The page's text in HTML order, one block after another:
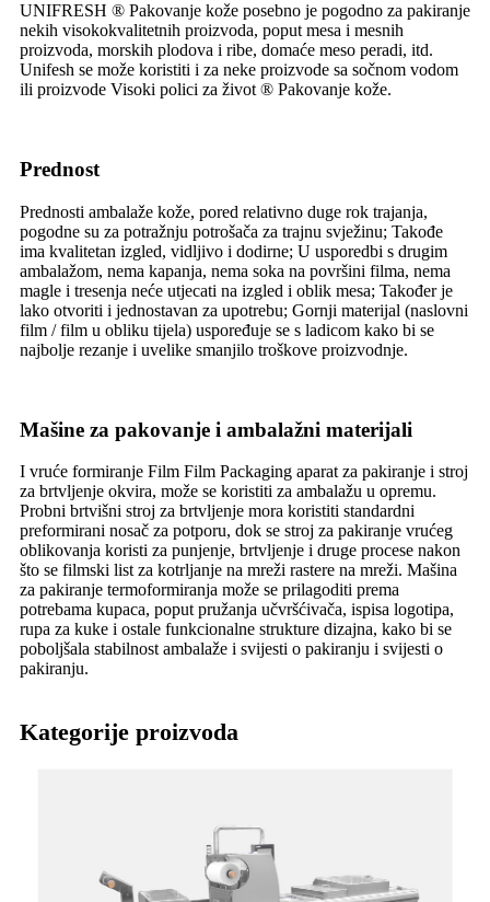
UNIFRESH ® Pakovanje kože posebno je pogodno za pakiranje
nekih visokokvalitetnih proizvoda, poput mesa i mesnih
proizvoda, morskih plodova i ribe, domaće meso peradi, itd.
Unifesh se može koristiti i za neke proizvode sa sočnom vodom
ili proizvode Visoki polici za život ® Pakovanje kože.
Prednost
Prednosti ambalaže kože, pored relativno duge rok trajanja,
pogodne su za potražnju potrošača za trajnu svježinu; Takođe
ima kvalitetan izgled, vidljivo i dodirne; U usporedbi s drugim
ambalažom, nema kapanja, nema soka na površini filma, nema
magle i tresenja neće utjecati na izgled i oblik mesa; Također je
lako otvoriti i jednostavan za upotrebu; Gornji materijal (naslovni
film / film u obliku tijela) uspoređuje se s ladicom kako bi se
najbolje rezanje i uvelike smanjilo troškove proizvodnje.
Mašine za pakovanje i ambalažni materijali
I vruće formiranje Film Film Packaging aparat za pakiranje i stroj
za brtvljenje okvira, može se koristiti za ambalažu u opremu.
Probni brtvišni stroj za brtvljenje mora koristiti standardni
preformirani nosač za potporu, dok se stroj za pakiranje vrućeg
oblikovanja koristi za punjenje, brtvljenje i druge procese nakon
što se filmski list za kotrljanje na mreži rastere na mreži. Mašina
za pakiranje termoformiranja može se prilagoditi prema
potrebama kupaca, poput pružanja učvršćivača, ispisa logotipa,
rupa za kuke i ostale funkcionalne strukture dizajna, kako bi se
poboljšala stabilnost ambalaže i svijesti o pakiranju i svijesti o
pakiranju.
Kategorije proizvoda